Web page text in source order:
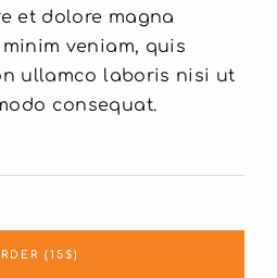
et dolore magna
veniam, quis
ullamco laboris nisi ut
consequat.
(15$)